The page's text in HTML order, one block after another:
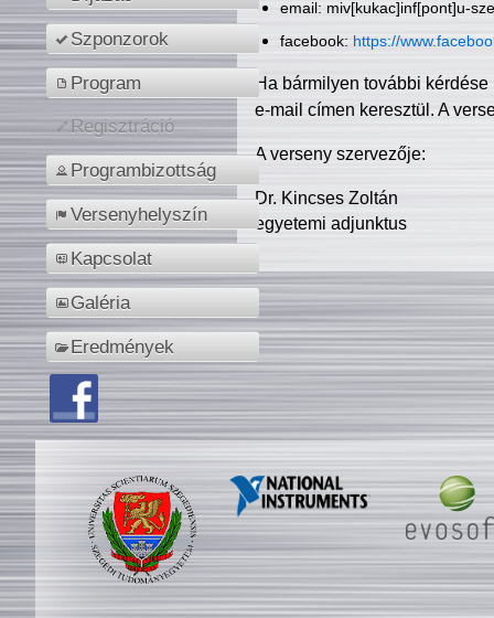
Szponzorok
Program
Regisztráció
Programbizottság
Versenyhelyszín
Kapcsolat
Galéria
Eredmények
email: miv[kukac]inf[pont]u-
facebook: https://
Ha bármilyen további
e-mail címen keresztül. A
A verseny szervezője:
Dr. Kincses Zoltán
egyetemi adjunktus